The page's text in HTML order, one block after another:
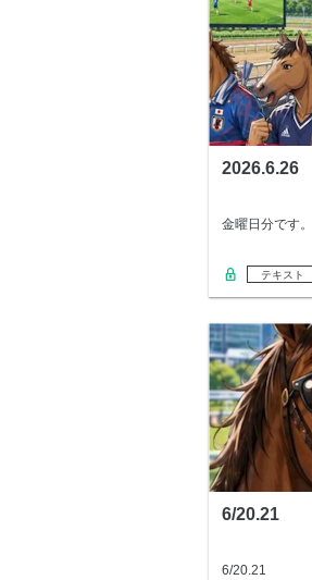
2026.6.26
金曜日分です。
テキスト
6/20.21
6/20.21